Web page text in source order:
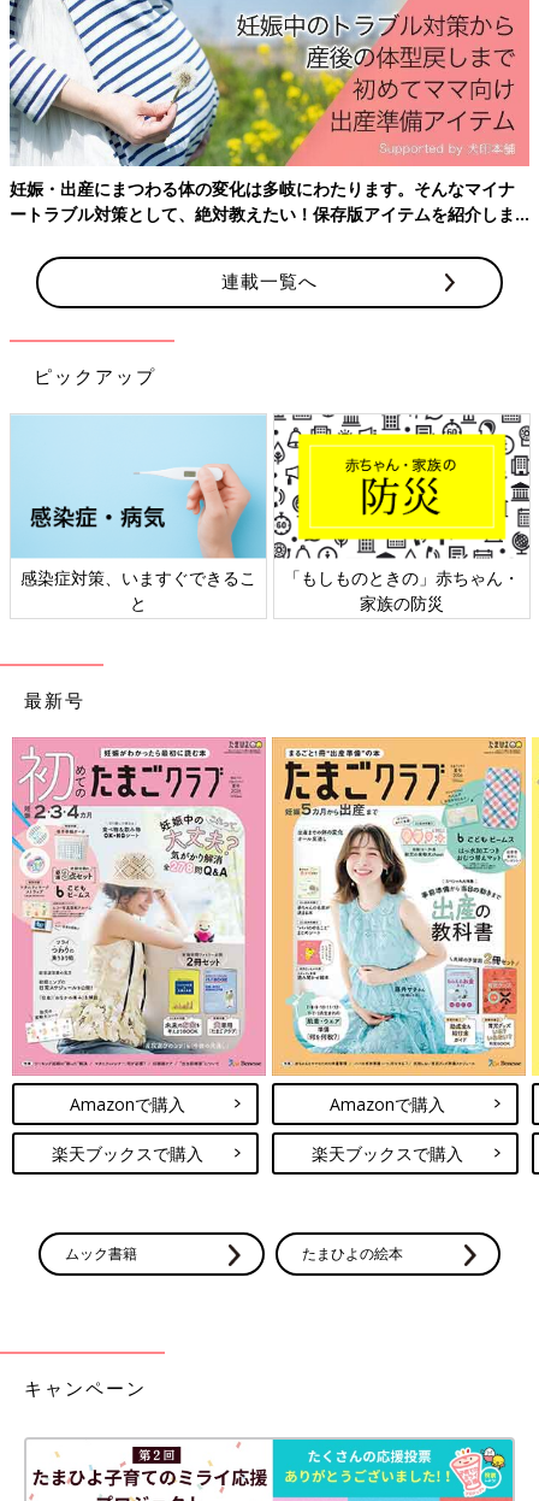
新生児用のおむつをカゴに準備したら、この状態に。妹をお迎えするお手伝い？
今、長女を育てながら意識しているのは、体験させることです。
食材に触らせてみる、雪をつかませてみる、温泉でお湯のにおい
はどこに焦点が当たっているのかを、探しながら、一緒に遊ぶよ
うにしています。
楽しい、おもしろいという１つ１つの経験を重ねながら、いつか
自分の好きなことを見つけてくれたらと願っています。そして、
ていけるように、パパとしてサポートしてあげたいと考えていま
私の子育てコラムの連載は最終回となりました。拙文におつきあ
いくださった読者のみなさま、たまひよの編集部のみなさまにお
礼申し上げます。
文・写真提供／登坂淳一さん 構成／ひよこクラブ編集部
載では、娘さんとの育児の様子や、夫として・
パパとしての思いなどを登坂さんのご本人の言
葉でつづってもらいます。連載１回目となる今
回は、コロナ禍の出産のこと、授乳や寝かしつ
け、娘さんの成長の様子などを語ってくれまし
た。「登坂パパ50才 家族ファースト主義」第
1回
映画や舞台、モノマネなど新たなチャレンジを続ける登坂さん。
なんでも楽しみながら学ぼうとする姿勢は、子育てにもいかされ
ているようです。「年子の姉妹のパパとして、ますますポジティ
ブに子育てに取り組んでいきたい」と話します。
登坂淳一さん（とさかじゅんいち）
PROFILE
1971年生まれ、東京都出身。1997年NHK入局、初任地は和歌山
その後、2003年からは東京アナウンス室へ異動し「おはよう日
本」などを担当。35才で白髪染めを中止し話題になる。2018年
にNHKを退社し、現在はフリーとして活動し、 オフィシャルブロ
妊娠・出産にまつわる体の変化は多岐にわたります。そんなマイナ
ートラブル対策として、絶対教えたい！保存版アイテムを紹介しま
連載一覧へ
ピックアップ
感染症対策、いますぐできるこ
と
「もしものときの」赤ちゃん・
家族の防災
最新号
Amazonで購入
楽天ブックスで購入
Amazonで購入
楽天ブックスで購入
ムック書籍 たまひよの絵本
キャンペーン